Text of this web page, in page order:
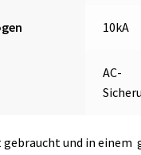
10kA
AC-
und in einem